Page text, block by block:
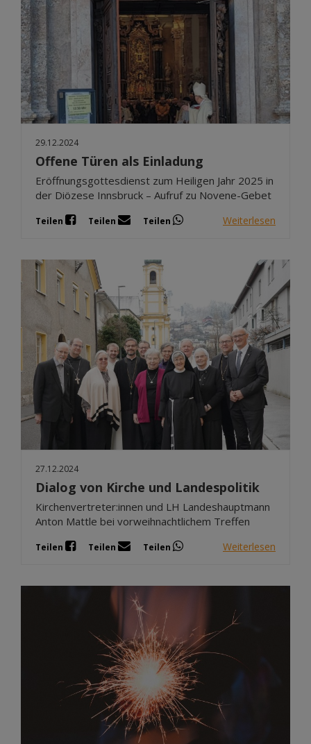
29.12.2024
Offene Türen als Einladung
Eröffnungsgottesdienst zum Heiligen Jahr 2025 in
der Diözese Innsbruck – Aufruf zu Novene-Gebet
Teilen Teilen Teilen Weiterlesen
27.12.2024
Dialog von Kirche und Landespolitik
Kirchenvertreter:innen und LH Landeshauptmann
Anton Mattle bei vorweihnachtlichem Treffen
Teilen Teilen Teilen Weiterlesen